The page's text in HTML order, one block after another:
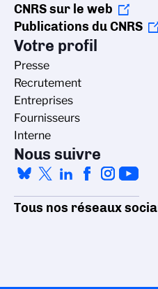
CNRS sur le web
Publications du CNRS
Votre profil
Presse
Recrutement
Entreprises
Fournisseurs
Interne
Nous suivre
Tous nos réseaux